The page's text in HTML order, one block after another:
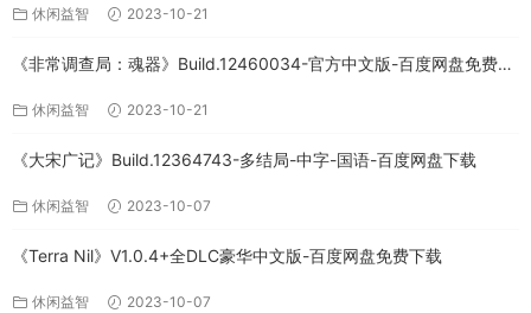
休闲益智 2023-10-21
《非常调查局：魂器》Build.12460034-官方中文版-百度网盘免费下
休闲益智 2023-10-21
《大宋广记》Build.12364743-多结局-中字-国语-百度网盘下载
休闲益智 2023-10-07
《Terra Nil》V1.0.4+全DLC豪华中文版-百度网盘免费下载
休闲益智 2023-10-07